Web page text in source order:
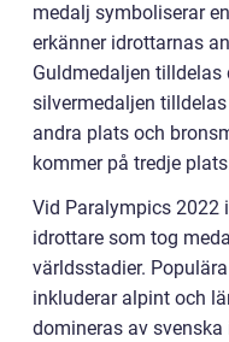
medalj symboliserar
erkänner idrottarnas
Guldmedaljen tilldelas
silvermedaljen
andra plats och
kommer på tredje
Vid Paralympics 2022
idrottare som tog
världsstadier.
inkluderar alpint och
domineras av